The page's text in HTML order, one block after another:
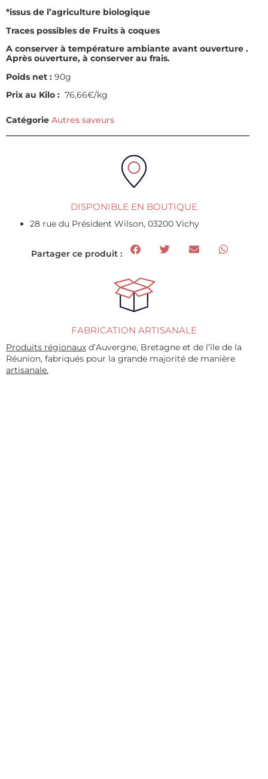
*issus de l’agriculture biologique
Traces possibles de Fruits à coques
A conserver à température ambiante avant ouverture .
Après ouverture, à conserver au frais.
Poids net : 90g
Prix au Kilo : 76,66€/kg
Catégorie Autres saveurs
DISPONIBLE EN BOUTIQUE
28 rue du Président Wilson, 03200 Vichy
Partager ce produit :
FABRICATION ARTISANALE
Produits régionaux d’Auvergne, Bretagne et de l’ïle de la
Réunion, fabriqués pour la grande majorité de manière
artisanale.